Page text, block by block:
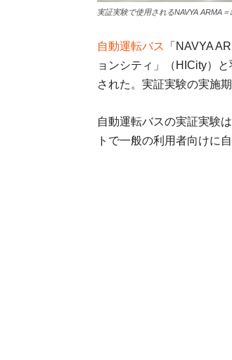
実証実験で使用されるNAVYA ARMA
自動運転バス
「NAVYA
ョンシティ」（HICity）
された。実証実験の実施
自動運転バスの実証実験
トで一般の利用者向けに